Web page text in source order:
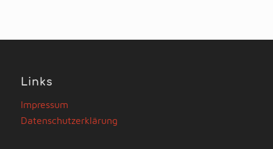
Links
Impressum
Datenschutzerklärung